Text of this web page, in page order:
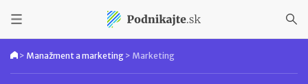
> Manažment a marketing > Marketing